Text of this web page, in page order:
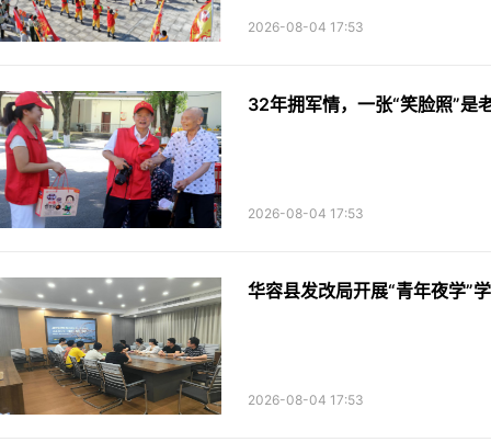
2026-08-04 17:53
32年拥军情，一张“笑脸照”是
2026-08-04 17:53
华容县发改局开展“青年夜学”
2026-08-04 17:53